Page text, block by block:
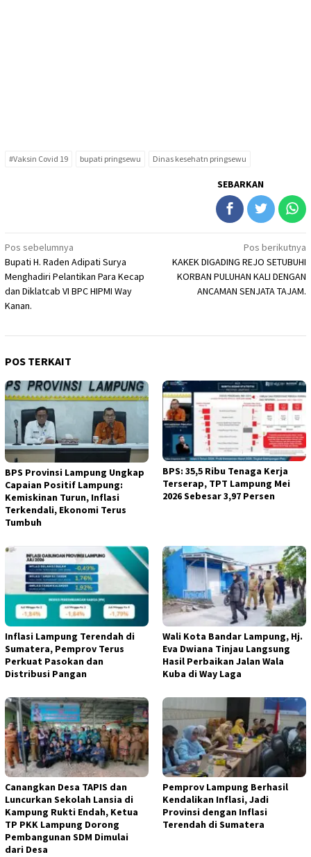
#Vaksin Covid 19 bupati pringsewu Dinas kesehatn pringsewu
SEBARKAN
Navigasi
pos
Pos sebelumnya
Bupati H. Raden Adipati Surya
Menghadiri Pelantikan Para Kecap
dan Diklatcab VI BPC HIPMI Way
Kanan.
Pos berikutnya
KAKEK DIGADING REJO SETUBUHI
KORBAN PULUHAN KALI DENGAN
ANCAMAN SENJATA TAJAM.
POS TERKAIT
BPS Provinsi Lampung Ungkap
Capaian Positif Lampung:
Kemiskinan Turun, Inflasi
Terkendali, Ekonomi Terus
Tumbuh
BPS: 35,5 Ribu Tenaga Kerja
Terserap, TPT Lampung Mei
2026 Sebesar 3,97 Persen
Inflasi Lampung Terendah di
Sumatera, Pemprov Terus
Perkuat Pasokan dan
Distribusi Pangan
Wali Kota Bandar Lampung, Hj.
Eva Dwiana Tinjau Langsung
Hasil Perbaikan Jalan Wala
Kuba di Way Laga
Canangkan Desa TAPIS dan
Luncurkan Sekolah Lansia di
Kampung Rukti Endah, Ketua
TP PKK Lampung Dorong
Pembangunan SDM Dimulai
dari Desa
Pemprov Lampung Berhasil
Kendalikan Inflasi, Jadi
Provinsi dengan Inflasi
Terendah di Sumatera